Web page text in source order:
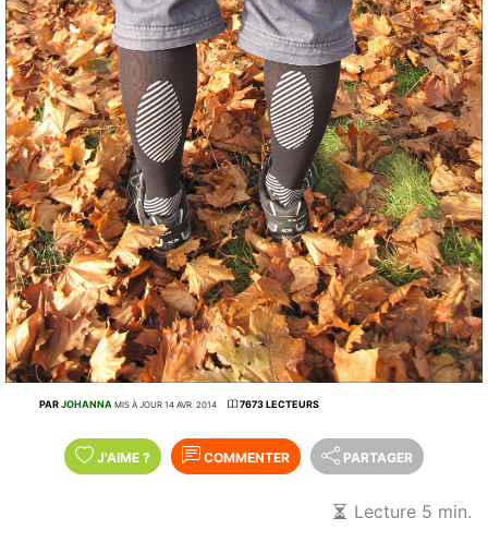
PARJOHANNA MIS À JOUR 14 AVR. 2014 7673 LECTEURS
J'AIME ? COMMENTER PARTAGER
Lecture 5 min.